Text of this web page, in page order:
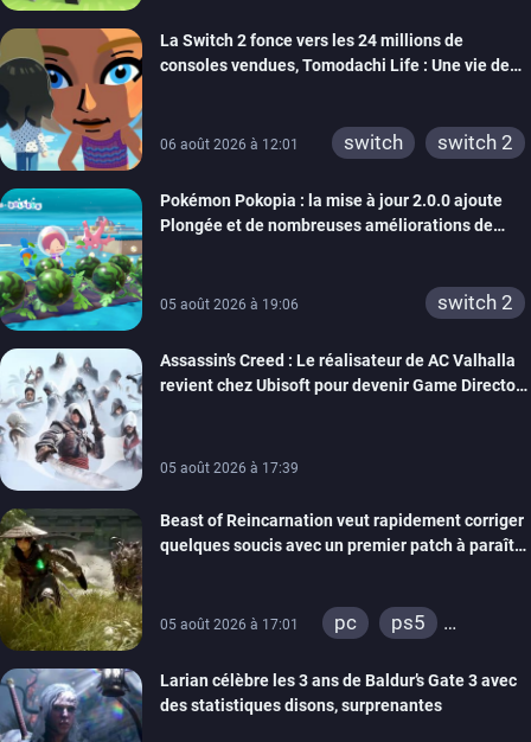
xbox one
wiiu
3ds
ps3
switch 2
La Switch 2 fonce vers les 24 millions de
consoles vendues, Tomodachi Life : Une vie de
06 août 2026 à 12:01 switch switch 2
Pokémon Pokopia : la mise à jour 2.0.0 ajoute
Plongée et de nombreuses améliorations de
05 août 2026 à 19:06 switch 2
Assassin’s Creed : Le réalisateur de AC Valhalla
revient chez Ubisoft pour devenir Game Director
05 août 2026 à 17:39
Beast of Reincarnation veut rapidement corriger
quelques soucis avec un premier patch à paraître
05 août 2026 à 17:01 pc
ps5
Larian célèbre les 3 ans de Baldur’s Gate 3 avec
des statistiques disons, surprenantes